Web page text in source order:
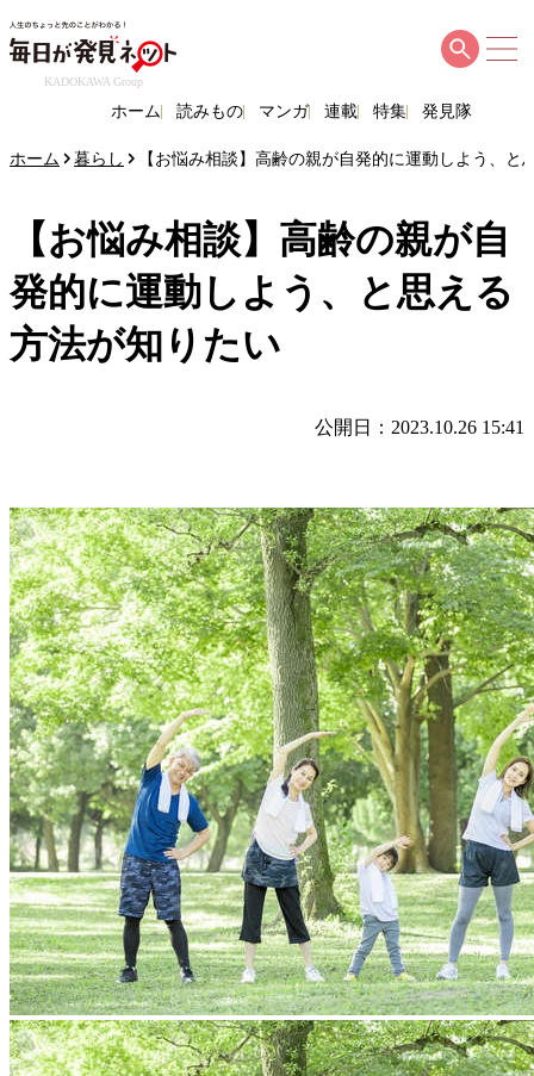
KADOKAWA Group
ホーム 読みもの マンガ 連載 特集 発見隊
ホーム 暮らし 【お悩み相談】高齢の親が自発的に運動しよう、と
【お悩み相談】高齢の親が自
発的に運動しよう、と思える
方法が知りたい
公開日：2023.10.26 15:41